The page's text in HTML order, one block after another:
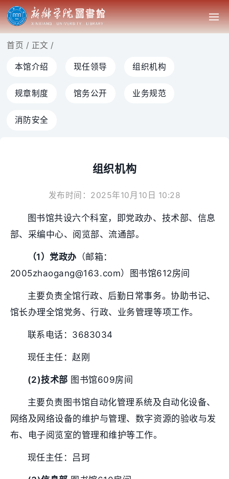
首页 / 正文 /
本馆介绍 现任领导 组织机构
规章制度 馆务公开 业务规范
消防安全
组织机构
发布时间：2025年10月10日 10:28
图书馆共设六个科室，即党政办、技术部、信息
部、采编中心、阅览部、流通部。
（1）党政办 （邮箱：
2005zhaogang@163.com）图书馆612房间
主要负责全馆行政、后勤日常事务。协助书记、
馆长办理全馆党务、行政、业务管理等项工作。
联系电话：3683034
现任主任：赵刚
(2)技术部 图书馆609房间
主要负责图书馆自动化管理系统及自动化设备、
网络及网络设备的维护与管理、数字资源的验收与发
布、电子阅览室的管理和维护等工作。
现任主任：吕珂